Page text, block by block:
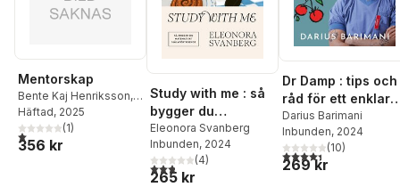
Mentorskap
Bente Kaj Henriksson,
Gro Laupsa Holm
Häftad, 2025
1,0utav 5 stjärnor. Totalt antal röster:
(1)
356 kr
Study with me : så
bygger du
matematiskt
självförtroende
Eleonora Svanberg
Inbunden, 2024
2,8utav 5 stjärnor. Totalt antal röster:
(4)
265 kr
Dr Damp : tips och
råd för ett enklare
liv med Adhd
Darius Barimani
Inbunden, 2024
4,4utav 5 stjärnor.
(10)
269 kr